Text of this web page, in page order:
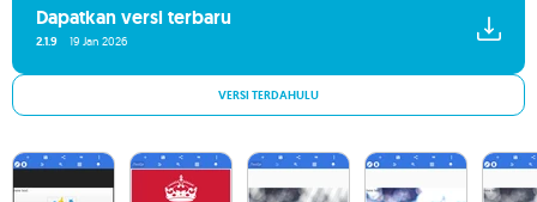
Dapatkan versi terbaru
2.1.9 19 Jan 2026
VERSI TERDAHULU